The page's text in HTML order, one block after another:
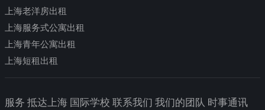
上海老洋房出租
上海服务式公寓出租
上海青年公寓出租
上海短租出租
服务 抵达上海 国际学校 联系我们 我们的团队 时事通讯